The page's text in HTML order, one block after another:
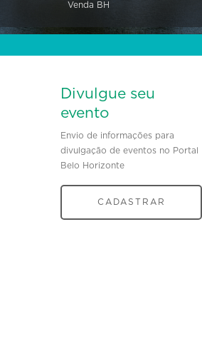
Venda BH
Divulgue seu
evento
Envio de informações para
divulgação de eventos no Portal
Belo Horizonte
CADASTRAR